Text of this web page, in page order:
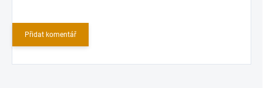
Přidat komentář